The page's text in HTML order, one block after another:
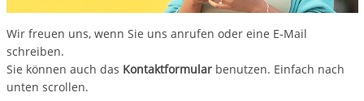
Wir freuen uns, wenn Sie uns anrufen oder eine E‑Mail
schreiben.
Sie können auch das Kontaktformular benutzen. Einfach nach
unten scrollen.